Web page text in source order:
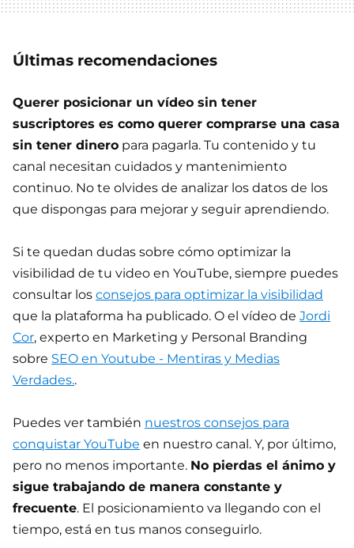
Últimas recomendaciones
Querer posicionar un vídeo sin tener
suscriptores es como querer comprarse una casa
sin tener dinero para pagarla. Tu contenido y tu
canal necesitan cuidados y mantenimiento
continuo. No te olvides de analizar los datos de los
que dispongas para mejorar y seguir aprendiendo.
Si te quedan dudas sobre cómo optimizar la
visibilidad de tu video en YouTube, siempre puedes
consultar los consejos para optimizar la visibilidad
que la plataforma ha publicado. O el vídeo de Jordi
Cor, experto en Marketing y Personal Branding
sobre SEO en Youtube - Mentiras y Medias
Verdades..
Puedes ver también nuestros consejos para
conquistar YouTube en nuestro canal. Y, por último,
pero no menos importante. No pierdas el ánimo y
sigue trabajando de manera constante y
frecuente. El posicionamiento va llegando con el
tiempo, está en tus manos conseguirlo.